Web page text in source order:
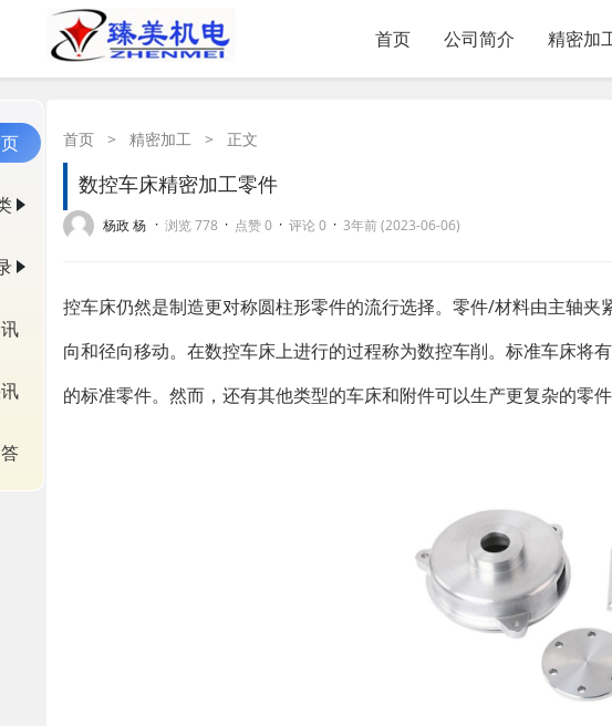
首页 公司简介 精密加
首页 > 精密加工 > 正文
数控车床精密加工零件
杨政 杨 · 浏览 778 · 点赞 0 · 评论 0 · 3年前 (2023-06-06)
控车床仍然是制造更对称圆柱形零件的流行选择。零件/材料由主轴
向和径向移动。在数控车床上进行的过程称为数控车削。 标准车床将
的标准零件。然而，还有其他类型的车床和附件可以生产更复杂的零件